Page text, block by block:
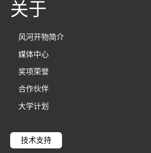
关于
风河开物简介
媒体中心
奖项荣誉
合作伙伴
大学计划
技术支持